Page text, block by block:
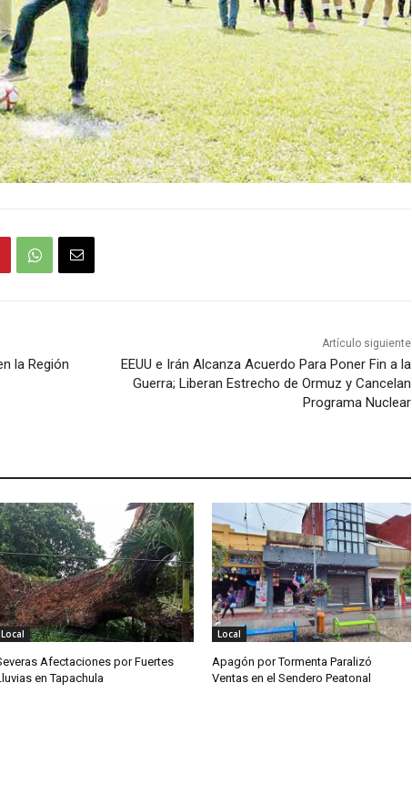
la Región
Artículo siguiente
EEUU e Irán Alcanza Acuerdo Para Poner Fin a la
Guerra; Liberan Estrecho de Ormuz y Cancelan
Programa Nuclear
Local
Afectaciones por Fuertes
en Tapachula
Local
Apagón por Tormenta Paralizó
Ventas en el Sendero Peatonal